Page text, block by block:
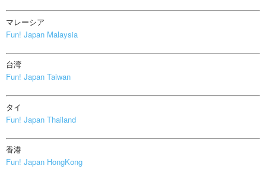
マレーシア
Fun! Japan Malaysia
台湾
Fun! Japan Taiwan
タイ
Fun! Japan Thailand
香港
Fun! Japan HongKong